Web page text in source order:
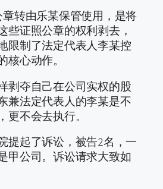
转由乐某保管使用，是将
些证照公章的权利剥去，
限制了法定代表人李某控
核心动作。
剥夺自己在公司实权的股
兼法定代表人的李某是不
更不会去执行。
提起了诉讼，被告2名，一
甲公司。诉讼请求大致如